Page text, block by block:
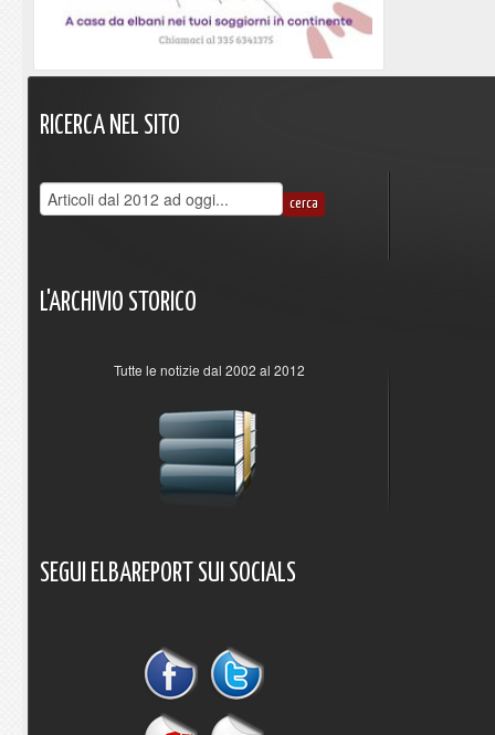
RICERCA NEL SITO
L'ARCHIVIO STORICO
Tutte le notizie dal 2002 al 2012
SEGUI ELBAREPORT SUI SOCIALS